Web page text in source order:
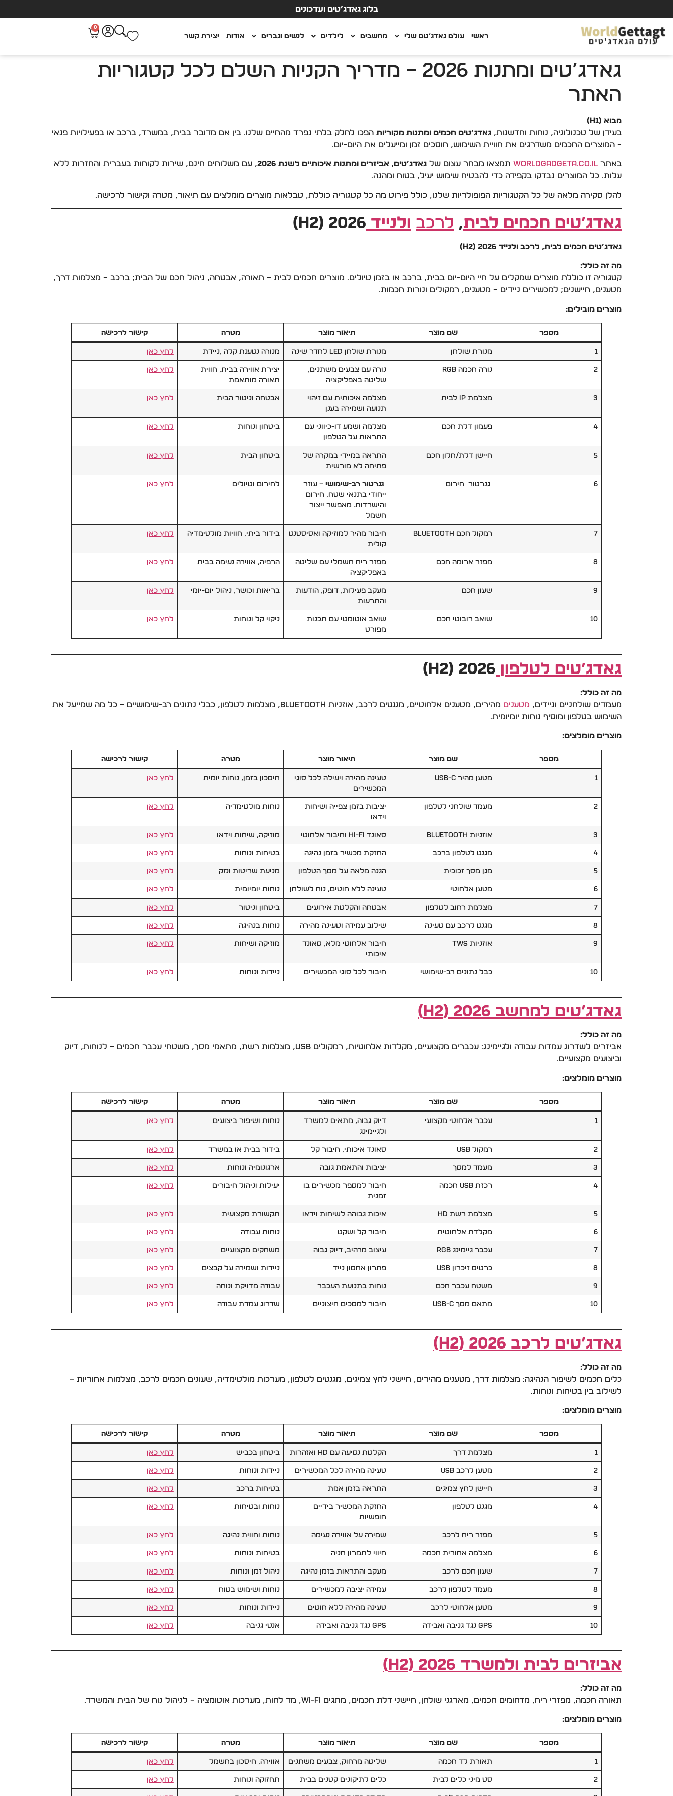
בלוג גאדג’טים ועדכונים
ראשי עולם גאדג’טם שלי מחשבים לילדים לנשים וגברים אודות יצירת קשר
0
גאדג’טים ומתנות 2026 – מדריך הקניות השלם לכל קטגוריות
האתר
מבוא (H1)
בעידן של טכנולוגיה, נוחות וחדשנות, גאדג’טים חכמים ומתנות מקוריות הפכו לחלק בלתי נפרד מהחיים שלנו. בין אם מדובר בבית, במשרד, ברכב או בפעילויות פנאי
– המוצרים החכמים משדרגים את חוויית השימוש, חוסכים זמן ומייעלים את היום-יום.
באתר WorldGadgeta.co.il תמצאו מבחר עצום של גאדג’טים, אביזרים ומתנות איכותיים לשנת 2026
, עם משלוחים חינם, שירות לקוחות בעברית והחזרות ללא
עלות. כל המוצרים נבדקו בקפידה כדי להבטיח שימוש יעיל, בטוח ומהנה.
להלן סקירה מלאה של כל הקטגוריות הפופולריות שלנו, כולל פירוט מה כל קטגוריה כוללת, טבלאות מוצרים מומלצים עם תיאור, מטרה וקישור לרכישה.
גאדג’טים חכמים לבית, לרכב ולנייד 2026 (H2)
גאדג’טים חכמים לבית, לרכב ולנייד 2026 (H2)
מה זה כולל:
קטגוריה זו כוללת מוצרים שמקלים על חיי היום-יום בבית, ברכב או בזמן טיולים. מוצרים חכמים לבית – תאורה, אבטחה, ניהול חכם של הבית; ברכב – מצלמות דרך,
מטענים, חיישנים; למכשירים ניידים – מטענים, רמקולים ונורות חכמות.
מוצרים מובילים:
מספר שם מוצר תיאור מוצר מטרה קישור לרכישה
1 מנורת שולחן מנורת שולחן LED לחדר שינה מנורה נטענת קלה ,ניידת לחץ כאן
2 נורה חכמה RGB
נורה עם צבעים משתנים,
שליטה באפליקציה
יצירת אווירה בבית, חווית
תאורה מותאמת
לחץ כאן
3 מצלמת IP לבית
מצלמה איכותית עם זיהוי
תנועה ושמירה בענן
אבטחה וניטור הבית לחץ כאן
4 פעמון דלת חכם
מצלמה ושמע דו-כיווני עם
התראות על הטלפון
ביטחון ונוחות לחץ כאן
5 חיישן דלת/חלון חכם
התראה במיידי במקרה של
פתיחה לא מורשית
ביטחון הבית לחץ כאן
6 גנרטור חירום גנרטור רב-שימושי – עוזר
ייחודי בתנאי שטח, חירום
והישרדות. מאפשר ייצור
חשמל
לחירום וטיולים לחץ כאן
7 רמקול חכם Bluetooth
חיבור מהיר למוזיקה ואסיסטנט
קולית
בידור ביתי, חוויות מולטימדיה לחץ כאן
8 מפזר ארומה חכם
מפזר ריח חשמלי עם שליטה
באפליקציה
הרפיה, אווירה נעימה בבית לחץ כאן
9 שעון חכם
מעקב פעילות, דופק, הודעות
והתרעות
בריאות וכושר, ניהול יום-יומי לחץ כאן
10 שואב רובוטי חכם
שואב אוטומטי עם תכנות
מפורט
ניקוי קל ונוחות לחץ כאן
גאדג’טים לטלפון 2026 (H2)
מה זה כולל:
מעמדים שולחניים וניידים, מטענים
מהירים, מטענים אלחוטיים, מגנטים לרכב, אוזניות Bluetooth, מצלמות לטלפון, כבלי נתונים רב-שימושיים – כל מה שמייעל את
השימוש בטלפון ומוסיף נוחות יומיומית.
מוצרים מומלצים:
מספר שם מוצר תיאור מוצר מטרה קישור לרכישה
1 מטען מהיר USB-C
טעינה מהירה ויעילה לכל סוגי
המכשירים
חיסכון בזמן, נוחות יומית לחץ כאן
2 מעמד שולחני לטלפון
יציבות בזמן צפייה ושיחות
וידאו
נוחות מולטימדיה לחץ כאן
3 אוזניות Bluetooth סאונד Hi-Fi וחיבור אלחוטי מוזיקה, שיחות וידאו לחץ כאן
4 מגנט לטלפון ברכב החזקת מכשיר בזמן נהיגה בטיחות ונוחות לחץ כאן
5 מגן מסך זכוכית הגנה מלאה על מסך הטלפון מניעת שריטות ונזק לחץ כאן
6 מטען אלחוטי טעינה ללא חוטים, נוח לשולחן נוחות יומיומית לחץ כאן
7 מצלמת רחוב לטלפון אבטחה והקלטת אירועים ביטחון וניטור לחץ כאן
8 מגנט לרכב עם טעינה שילוב עמידה וטעינה מהירה נוחות בנהיגה לחץ כאן
9 אוזניות TWS
חיבור אלחוטי מלא, סאונד
איכותי
מוזיקה ושיחות לחץ כאן
10 כבל נתונים רב-שימושי חיבור לכל סוגי המכשירים ניידות ונוחות לחץ כאן
גאדג’טים למחשב 2026 (H2)
מה זה כולל:
אביזרים לשדרוג עמדות עבודה ולגיימינג: עכברים מקצועיים, מקלדות אלחוטיות, רמקולים USB, מצלמות רשת, מתאמי מסך, משטחי עכבר חכמים – לנוחות, דיוק
וביצועים מקצועיים.
מוצרים מומלצים:
מספר שם מוצר תיאור מוצר מטרה קישור לרכישה
1 עכבר אלחוטי מקצועי
דיוק גבוה, מתאים למשרד
ולגיימינג
נוחות ושיפור ביצועים לחץ כאן
2 רמקול USB סאונד איכותי, חיבור קל בידור בבית או במשרד לחץ כאן
3 מעמד למסך יציבות והתאמת גובה ארגונומיה ונוחות לחץ כאן
4 רכזת USB חכמה
חיבור למספר מכשירים בו
זמנית
יעילות וניהול חיבורים לחץ כאן
5 מצלמת רשת HD איכות גבוהה לשיחות וידאו תקשורת מקצועית לחץ כאן
6 מקלדת אלחוטית חיבור קל ושקט נוחות עבודה לחץ כאן
7 עכבר גיימינג RGB עיצוב מרהיב, דיוק גבוה משחקים מקצועיים לחץ כאן
8 כרטיס זיכרון USB פתרון אחסון נייד ניידות ושמירה על קבצים לחץ כאן
9 משטח עכבר חכם נוחות בתנועת העכבר עבודה מדויקת ונוחה לחץ כאן
10 מתאם מסך USB-C חיבור למסכים חיצוניים שדרוג עמדת עבודה לחץ כאן
גאדג’טים לרכב 2026 (H2)
מה זה כולל:
כלים חכמים לשיפור הנהיגה: מצלמות דרך, מטענים מהירים, חיישני לחץ צמיגים, מגנטים לטלפון, מערכות מולטימדיה, שעונים חכמים לרכב, מצלמות אחוריות –
לשילוב בין בטיחות ונוחות.
מוצרים מומלצים:
מספר שם מוצר תיאור מוצר מטרה קישור לרכישה
1 מצלמת דרך הקלטת נסיעה עם HD ואזהרות ביטחון בכביש לחץ כאן
2 מטען לרכב USB טעינה מהירה לכל המכשירים ניידות ונוחות לחץ כאן
3 חיישן לחץ צמיגים התראה בזמן אמת בטיחות ברכב לחץ כאן
4 מגנט לטלפון
החזקת המכשיר בידיים
חופשיות
נוחות ובטיחות לחץ כאן
5 מפזר ריח לרכב שמירה על אווירה נעימה נוחות וחווית נהיגה לחץ כאן
6 מצלמה אחורית חכמה חיווי לתמרון חניה בטיחות ונוחות לחץ כאן
7 שעון חכם לרכב מעקב והתראות בזמן נהיגה ניהול זמן ונוחות לחץ כאן
8 מעמד לטלפון לרכב עמידה יציבה למכשירים נוחות ושימוש בטוח לחץ כאן
9 מטען אלחוטי לרכב טעינה מהירה ללא חוטים ניידות ונוחות לחץ כאן
10 GPS נגד גניבה ואבידה GPS נגד גניבה ואבידה אנטי גניבה לחץ כאן
אביזרים לבית ולמשרד 2026 (H2)
מה זה כולל:
תאורה חכמה, מפזרי ריח, מדחומים חכמים, מארגני שולחן, חיישני דלת חכמים, מתגים Wi-Fi, מד לחות, מערכות אוטומציה – לניהול נוח של הבית והמשרד.
מוצרים מומלצים:
מספר שם מוצר תיאור מוצר מטרה קישור לרכישה
1 תאורת לד חכמה שליטה מרחוק, צבעים משתנים אווירה, חיסכון בחשמל לחץ כאן
2 סט מיני כלים לבית כלים לתיקונים קטנים בבית תחזוקה ונוחות לחץ כאן